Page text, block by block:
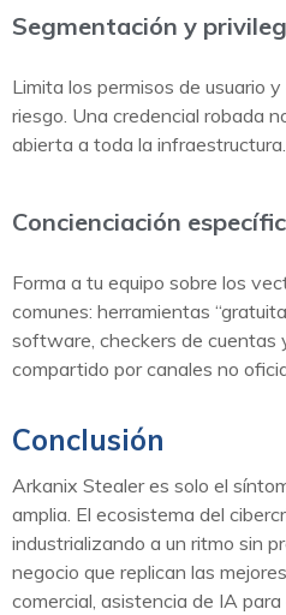
Segmentación y
Limita los permisos de usuario
riesgo. Una credencial robada
abierta a toda la infraestructura.
Concienciación
Forma a tu equipo sobre los
comunes: herramientas
software, checkers de cuentas
compartido por canales no
Conclusión
Arkanix Stealer es solo el
amplia. El ecosistema del
industrializando a un ritmo sin
negocio que replican las
comercial, asistencia de IA